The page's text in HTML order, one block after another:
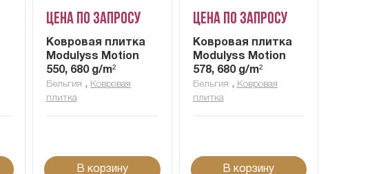
Цена по запросу
Ковровая плитка
Modulyss Motion
550, 680 g/m²
Бельгия , Ковровая
плитка
В корзину
Цена по запросу
Ковровая плитка
Modulyss Motion
578, 680 g/m²
Бельгия , Ковровая
плитка
В корзину